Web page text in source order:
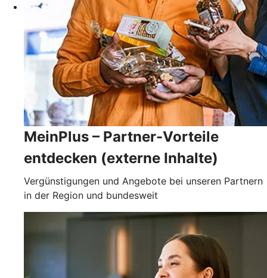
MeinPlus – Partner-Vorteile
entdecken (externe Inhalte)
Vergünstigungen und Angebote bei unseren Partnern
in der Region und bundesweit